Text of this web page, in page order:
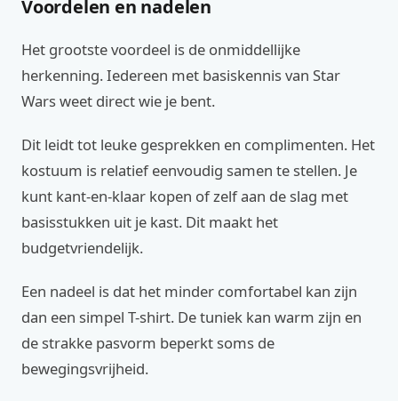
Voordelen en nadelen
Het grootste voordeel is de onmiddellijke
herkenning. Iedereen met basiskennis van Star
Wars weet direct wie je bent.
Dit leidt tot leuke gesprekken en complimenten. Het
kostuum is relatief eenvoudig samen te stellen. Je
kunt kant-en-klaar kopen of zelf aan de slag met
basisstukken uit je kast. Dit maakt het
budgetvriendelijk.
Een nadeel is dat het minder comfortabel kan zijn
dan een simpel T-shirt. De tuniek kan warm zijn en
de strakke pasvorm beperkt soms de
bewegingsvrijheid.